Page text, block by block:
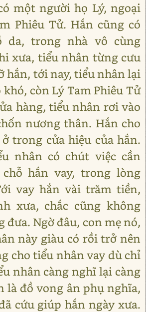
một người họ Lý, ngoại
Phiêu Tử. Hắn cũng có
da, trong nhà vô cùng
xưa, tiểu nhân từng cưu
hắn, tới nay, tiểu nhân lại
còn Lý Tam Phiêu Tử
hàng, tiểu nhân rơi vào
nương thân. Hắn cho
trong cửa hiệu của hắn.
nhân có chút việc cần
hắn vay, trong lòng
vay hắn vài trăm tiền,
xưa, chắc cũng không
đưa. Ngờ đâu, con mẹ nó,
này giàu có rồi trở nên
cho tiểu nhân vay dù chỉ
nhân càng nghĩ lại càng
là đồ vong ân phụ nghĩa,
cứu giúp hắn ngày xưa.